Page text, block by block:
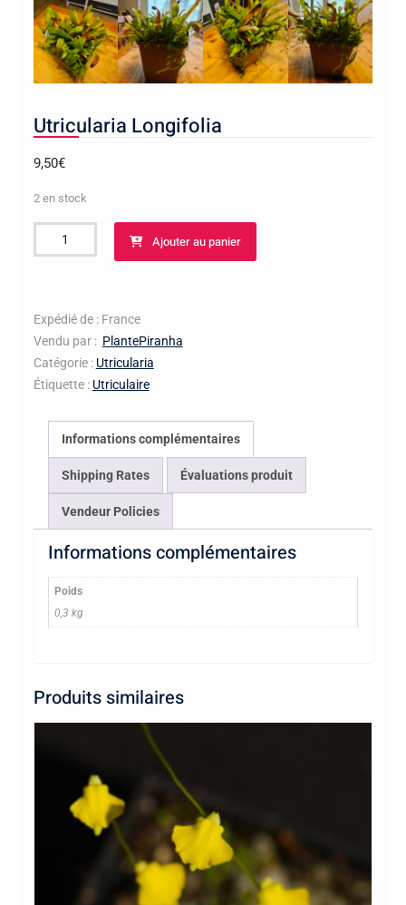
Utricularia Longifolia
9,50€
2 en stock
quantité
de
Ajouter au panier
Expédié de : France
Vendu par : PlantePiranha
Catégorie : Utricularia
Étiquette : Utriculaire
Informations complémentaires
Shipping Rates Évaluations produit
Vendeur Policies
Informations complémentaires
Poids
0,3 kg
Produits similaires